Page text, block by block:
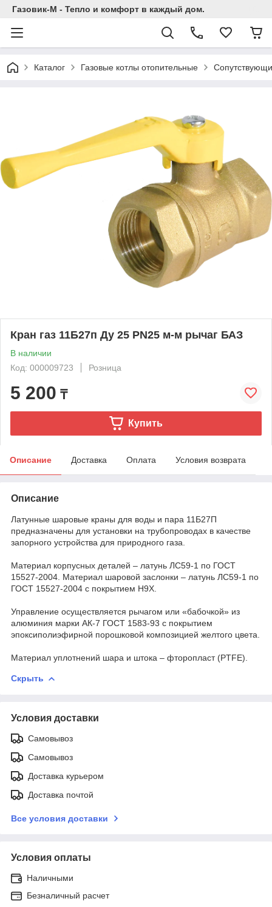
Газовик-М - Тепло и комфорт в каждый дом.
Каталог Газовые котлы отопительные
Кран газ 11Б27п Ду 25 PN25 м-м рычаг БАЗ
В наличии
Код: 000009723
Розница
5 200 ₸
Купить
Описание Доставка Оплата Условия возврата
Описание
Латунные шаровые краны для воды и пара 11Б27П
предназначены для установки на трубопроводах в качестве
запорного устройства для природного газа.
Материал корпусных деталей – латунь ЛС59-1 по ГОСТ
15527-2004. Материал шаровой заслонки – латунь ЛС59-1 по
ГОСТ 15527-2004 с покрытием Н9Х.
Управление осуществляется рычагом или «бабочкой» из
алюминия марки АК-7 ГОСТ 1583-93 с покрытием
эпоксиполиэфирной порошковой композицией желтого цвета.
Материал уплотнений шара и штока – фторопласт (PTFE).
Скрыть
Условия доставки
Самовывоз
Самовывоз
Доставка курьером
Доставка почтой
Все условия доставки
Условия оплаты
Наличными
Безналичный расчет